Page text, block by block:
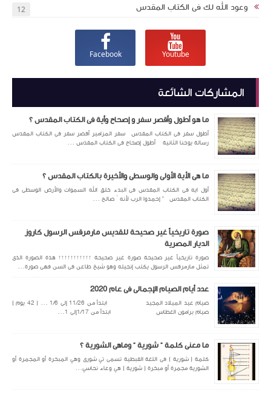
وعود الله لك فى الكتاب المقدس 12
Youtube
Facebook
المشاركات الشائعة
ما هو أطول وأقصر سفر و إصحاح وأية فى الكتاب المقدس ؟
أطول سفر فى الكتاب المقدس سفر المزامير أقصر سفر فى الكتاب المقدس
رسالة يوحنا الثانية أطول إصحاح فى الكتاب المقدس ...
ما هى الأية الأولى والوسطى والأخيرة بالكتاب المقدس ؟
أول ايه فى الكتاب المقدس فى البدء خلق الله السموات والأرض الوسطى فى
الكتاب المقدس " إحمدوا الرب لأنه ُ صالح ...
صورة تاريخياً غير صحيحة للقديس مارمرقس الرسول كاروز
الديار المصرية
صورة تاريخياً غير صحيحة صورة غير صحيحة ↑↑↑↑↑↑↑↑↑↑↑ هذة الصورة الذى
تمثل مارمرقس الرسول يكتب إنجيله وهو شيخ طاعن فى السن فهى صورة...
عدد أيام الصيام الإجمالى فى عام 2020
صيام عيد الميلاد المجيد ابتداً من 11/26 إلى 1/6 ... ( 42 يوم )
صيام برامون الغطاس ابتداً من 1/17إلى 1...
ما معنى كلمة " شورية " وماهى الشورية ؟
كلمة ( شورية ) فى اللغة القبطية تسمى تي شورى وهي المبخرة أو المجمرة أو
الشورية مجمرة أو مبخرة ( شورية ) هي وعاء نحاسي...